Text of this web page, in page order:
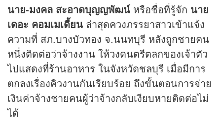
นาย-มงคล สะอาดบุญญพัฒน์ หรือชื่อที่รู้จัก นาย
เดอะ คอมเมเดี้ยน ล่าสุดควงภรรยาสาวเข้าแจ้ง
ความที่ สภ.บางบัวทอง จ.นนทบุรี หลังถูกชายคน
หนึ่งติดต่อว่าจ้างงาน ให้วงดนตรีตลกของเจ้าตัว
ไปแสดงที่ร้านอาหาร ในจังหวัดชลบุรี เมื่อมีการ
ตกลงเรื่องคิวงานกันเรียบร้อย ถึงขั้นตอนการจ่าย
เงินค่าจ้างชายคนผู้ว่าจ้างกลับเงียบหายติดต่อไม่
ได้